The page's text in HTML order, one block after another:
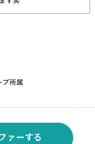
プ所属
ァーする